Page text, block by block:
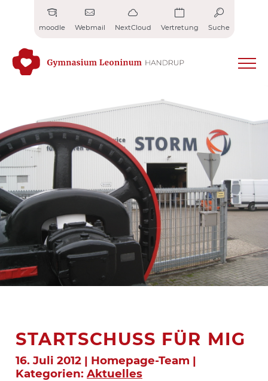
moodle Webmail NextCloud Vertretung Suche
STARTSCHUSS FÜR MIG
16. Juli 2012 | Homepage-Team |
Kategorien: Aktuelles